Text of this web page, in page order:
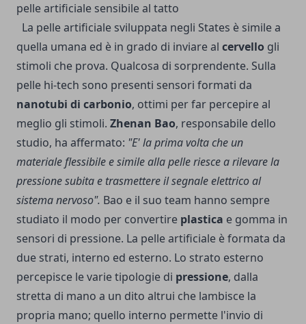
pelle artificiale sensibile al tatto
La pelle artificiale sviluppata negli States è simile a
quella umana ed è in grado di inviare al cervello gli
stimoli che prova. Qualcosa di sorprendente. Sulla
pelle hi-tech sono presenti sensori formati da
nanotubi di carbonio, ottimi per far percepire al
meglio gli stimoli. Zhenan Bao, responsabile dello
studio, ha affermato: "E' la prima volta che un
materiale flessibile e simile alla pelle riesce a rilevare la
pressione subita e trasmettere il segnale elettrico al
sistema nervoso". Bao e il suo team hanno sempre
studiato il modo per convertire plastica e gomma in
sensori di pressione. La pelle artificiale è formata da
due strati, interno ed esterno. Lo strato esterno
percepisce le varie tipologie di pressione, dalla
stretta di mano a un dito altrui che lambisce la
propria mano; quello interno permette l'invio di